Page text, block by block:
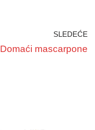
SLEDEĆE
Domaći mascarpone